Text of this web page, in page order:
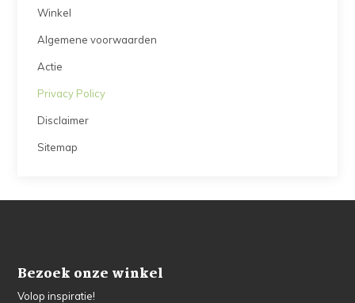
Winkel
Algemene voorwaarden
Actie
Privacy Policy
Disclaimer
Sitemap
Bezoek onze winkel
Volop inspiratie!